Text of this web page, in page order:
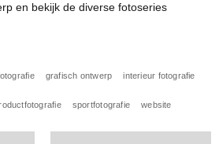
en bekijk de diverse fotoseries
grafisch ontwerp interieur fotografie
sportfotografie website